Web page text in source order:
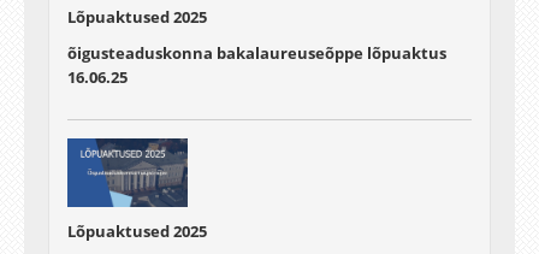
Lõpuaktused 2025
õigusteaduskonna bakalaureuseõppe lõpuaktus
16.06.25
Lõpuaktused 2025